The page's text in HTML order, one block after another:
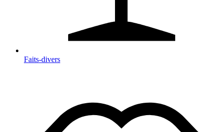
Faits-divers